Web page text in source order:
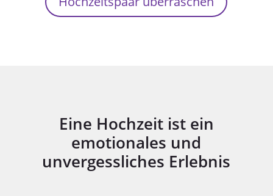
Eine Hochzeit ist ein
emotionales und
unvergessliches Erlebnis